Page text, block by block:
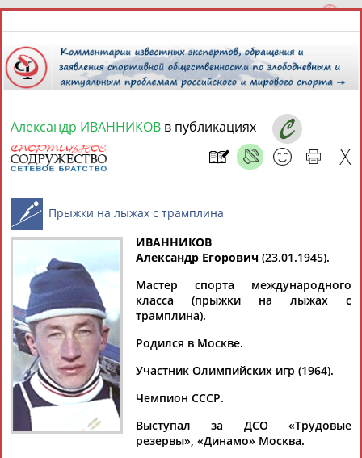
8 августа 2026 года,
СПОРТСМЕНЫ, ТРЕНЕРЫ И СПЕЦИАЛИСТЫ
Найдено: 13181персон Расширенный поиск
Аслаудин
АБАЕВ
Елена
АБАИМОВА
Мария
Дмитрий
Тамилла
АБАСОВА
Рамазан
АБАЧАРАЕВ
Ростом
АБАШИДЗЕ
Александр ИВАННИКОВ в публикациях
Прыжки на лыжах с трамплина
ИВАННИКОВ
Александр Егорович (23.01.1945).
Мастер спорта международного
класса (прыжки на лыжах с
трамплина).
Родился в Москве.
Участник Олимпийских игр (1964).
Чемпион СССР.
Выступал за ДСО «Трудовые
резервы», «Динамо» Москва.